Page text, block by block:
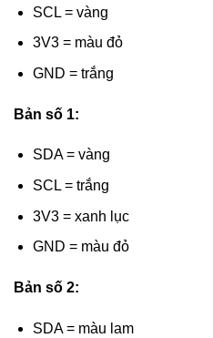
SCL = vàng
3V3 = màu đỏ
GND = trắng
Bản số 1:
SDA = vàng
SCL = trắng
3V3 = xanh lục
GND = màu đỏ
Bản số 2:
SDA = màu lam